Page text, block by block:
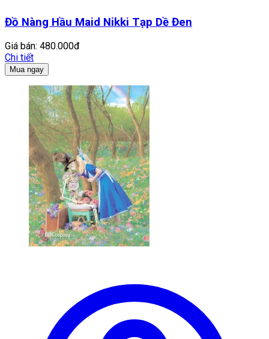
Đồ Nàng Hầu Maid Nikki Tạp Dề Đen
Giá bán: 480.000đ
Chi tiết
Mua ngay